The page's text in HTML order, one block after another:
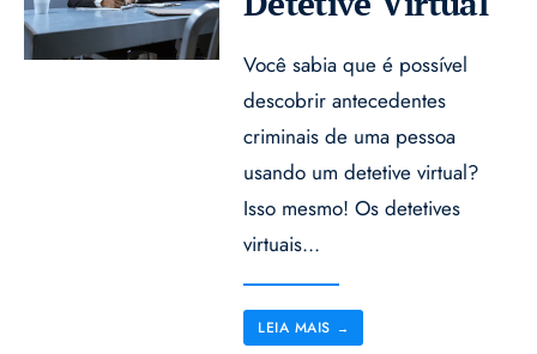
Você sabia que é possível
descobrir antecedentes
criminais de uma pessoa
usando um detetive virtual?
Isso mesmo! Os detetives
virtuais...
LEIA MAIS →